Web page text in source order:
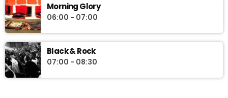
Morning Glory
06:00 - 07:00
Black & Rock
07:00 - 08:30